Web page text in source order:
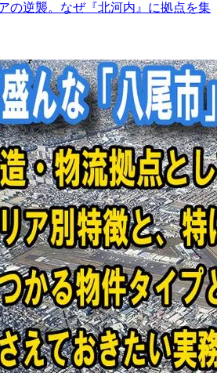
の逆襲。なぜ『北河内』に拠点を集